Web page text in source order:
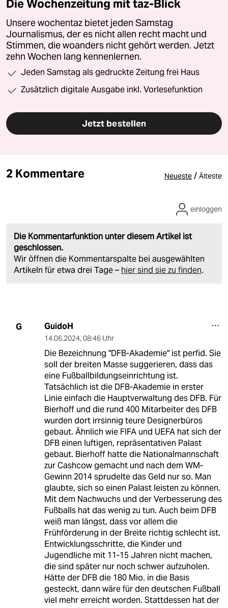
Die Wochenzeitung mit taz-Blick
Unsere wochentaz bietet jeden Samstag
Journalismus, der es nicht allen recht macht und
Stimmen, die woanders nicht gehört werden. Jetzt
zehn Wochen lang kennenlernen.
Jeden Samstag als gedruckte Zeitung frei Haus
Zusätzlich digitale Ausgabe inkl. Vorlesefunktion
Jetzt bestellen
2 Kommentare Neueste / Älteste
Die Kommentarfunktion unter diesem Artikel ist
geschlossen.
Wir öffnen die Kommentarspalte bei ausgewählten
Artikeln für etwa drei Tage – hier sind sie zu finden.
einloggen
G GuidoH
14.06.2024, 08:46 Uhr
Die Bezeichnung "DFB-Akademie" ist perfid. Sie
soll der breiten Masse suggerieren, dass das
eine Fußballbildungseinrichtung ist.
Tatsächlich ist die DFB-Akademie in erster
Linie einfach die Hauptverwaltung des DFB. Für
Bierhoff und die rund 400 Mitarbeiter des DFB
wurden dort irrsinnig teure Designerbüros
gebaut. Ähnlich wie FIFA und UEFA hat sich der
DFB einen luftigen, repräsentativen Palast
gebaut. Bierhoff hatte die Nationalmannschaft
zur Cashcow gemacht und nach dem WM-
Gewinn 2014 sprudelte das Geld nur so. Man
glaubte, sich so einen Palast leisten zu können.
Mit dem Nachwuchs und der Verbesserung des
Fußballs hat das wenig zu tun. Auch beim DFB
weiß man längst, dass vor allem die
Frühförderung in der Breite richtig schlecht ist.
Entwicklungsschritte, die Kinder und
Jugendliche mit 11-15 Jahren nicht machen,
die sind später nur noch schwer aufzuholen.
Hätte der DFB die 180 Mio. in die Basis
gesteckt, dann wäre für den deutschen Fußball
viel mehr erreicht worden. Stattdessen hat der